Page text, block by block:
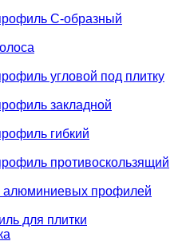
C-образный
угловой под плитку
закладной
гибкий
противоскользящий
алюминиевых профилей
для плитки